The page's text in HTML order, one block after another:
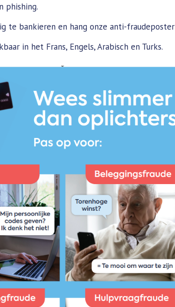
phishing.
te bankieren en hang onze anti-
in het Frans, Engels, Arabisch en Turks.